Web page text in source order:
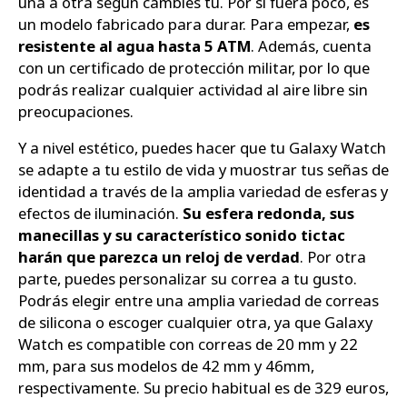
un modelo fabricado para durar. Para empezar, es
resistente al agua hasta 5 ATM. Además, cuenta
con un certificado de protección militar, por lo que
podrás realizar cualquier actividad al aire libre sin
preocupaciones.
Y a nivel estético, puedes hacer que tu Galaxy Watch
se adapte a tu estilo de vida y muostrar tus señas de
identidad a través de la amplia variedad de esferas y
efectos de iluminación. Su esfera redonda, sus
manecillas y su característico sonido tictac
harán que parezca un reloj de verdad. Por otra
parte, puedes personalizar su correa a tu gusto.
Podrás elegir entre una amplia variedad de correas
de silicona o escoger cualquier otra, ya que Galaxy
Watch es compatible con correas de 20 mm y 22
mm, para sus modelos de 42 mm y 46mm,
respectivamente. Su precio habitual es de 329 euros,